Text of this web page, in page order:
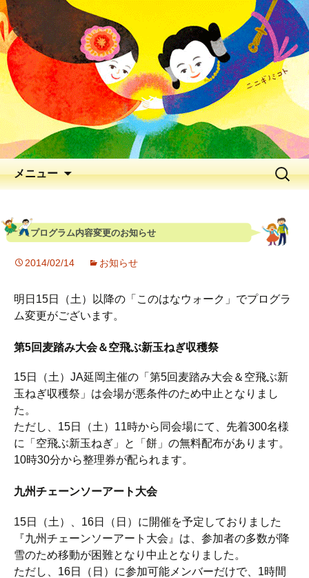
延岡花物語 2026
出会いの聖地 神と人と花が出逢う、
早春の五ヶ瀬川
メニュー
プログラム内容変更のお知らせ
2014/02/14 お知らせ
明日15日（土）以降の「このはなウォーク」でプログラ
ム変更がございます。
第5回麦踏み大会＆空飛ぶ新玉ねぎ収穫祭
15日（土）JA延岡主催の「第5回麦踏み大会＆空飛ぶ新
玉ねぎ収穫祭」は会場が悪条件のため中止となりまし
た。
ただし、15日（土）11時から同会場にて、先着300名様
に「空飛ぶ新玉ねぎ」と「餅」の無料配布があります。
10時30分から整理券が配られます。
九州チェーンソーアート大会
15日（土）、16日（日）に開催を予定しておりました
『九州チェーンソーアート大会』は、参加者の多数が降
雪のため移動が困難となり中止となりました。
ただし、16日（日）に参加可能メンバーだけで、1時間